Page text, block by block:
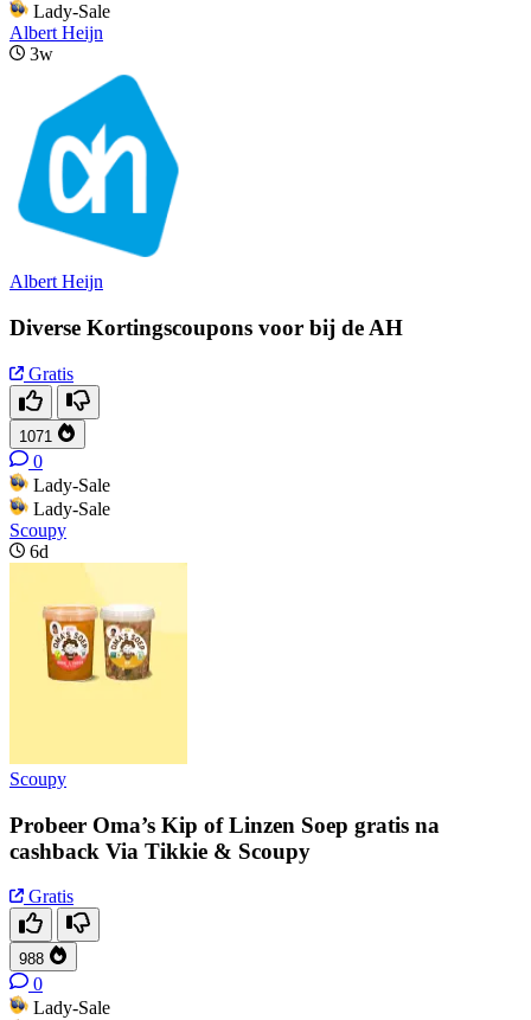
Lady-Sale
Albert Heijn
3w
Albert Heijn
Diverse Kortingscoupons voor bij de AH
Gratis
1071
0
Lady-Sale
Lady-Sale
Scoupy
6d
Scoupy
Probeer Oma’s Kip of Linzen Soep gratis na
cashback Via Tikkie & Scoupy
Gratis
988
0
Lady-Sale